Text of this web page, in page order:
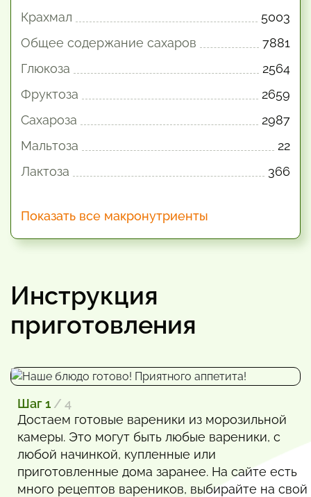
Крахмал
5003
Общее содержание сахаров
7881
Глюкоза
2564
Фруктоза
2659
Сахароза
2987
Мальтоза
22
Лактоза
366
Показать все макронутриенты
Инструкция
приготовления
Шаг 1 / 4
Достаем готовые вареники из морозильной
камеры. Это могут быть любые вареники, с
любой начинкой, купленные или
приготовленные дома заранее. На сайте есть
много рецептов вареников, выбирайте на свой